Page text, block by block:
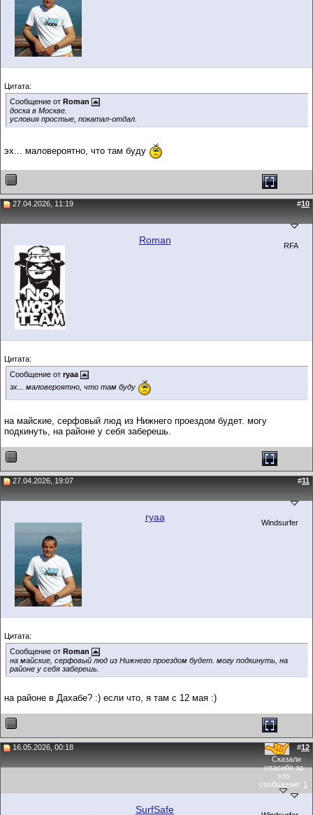
Цитата:
Сообщение от Roman
доска в Москве.
условия простые, покатал-отдал.
эх... маловероятно, что там буду
27.04.2026, 11:19 #10
Roman RFA
Цитата:
Сообщение от ryaa
эх... маловероятно, что там буду
на майские, серфовый люд из Нижнего проездом будет. могу
подкинуть, на районе у себя заберешь.
27.04.2026, 19:07 #11
ryaa Windsurfer
Цитата:
Сообщение от Roman
на майские, серфовый люд из Нижнего проездом будет. могу подкинуть, на
районе у себя заберешь.
на районе в Дахабе? :) если что, я там с 12 мая :)
16.05.2026, 00:18 #12
Сказали
спасибо за
это
сообщение: 1
SurfSafe